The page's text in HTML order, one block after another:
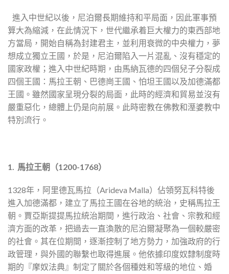
進入中世紀以後，尼泊爾長期維持和平局面，因此軍事預
算大為縮減，在此情況下，世代繼承着巨大權力的東西部地
方當局，開始自稱為封建君主，並利用衰微的中央權力，夢
想成立獨立王國，於是，尼泊爾陷入一片混亂、沒有穩定的
國家政權；進入中世紀時期，由馬納瓦德的四個兒子分裂成
四個王國：馬拉王朝、巴德崗王國、怕坦王國以及加德滿都
王國。雖然國家呈現分裂的局面，此時的經濟和貿易並沒有
嚴重惡化，總體上仍是向前展。此時密教在佛教和溼婆教中
特別流行。
1. 馬拉王朝（1200-1768）
1328年，阿里德瓦馬拉（Arideva Malla）佔領努瓦科特後
進入加德滿都，建立了馬拉王國在谷地的統治，史稱馬拉王
朝。賈亞斯提提馬拉統治期間，進行政治、社會、宗教和經
濟方面的改革，把過去一直渙散的尼泊爾凝聚為一個較嚴密
的社會。其在位期間，逐漸控制了地方勢力，加強政府的行
政管理，與外國的聯繫也取得進展。他依據印度奴隸制度時
期的『摩奴法典』制定了關於各個種姓和等級的地位、婚